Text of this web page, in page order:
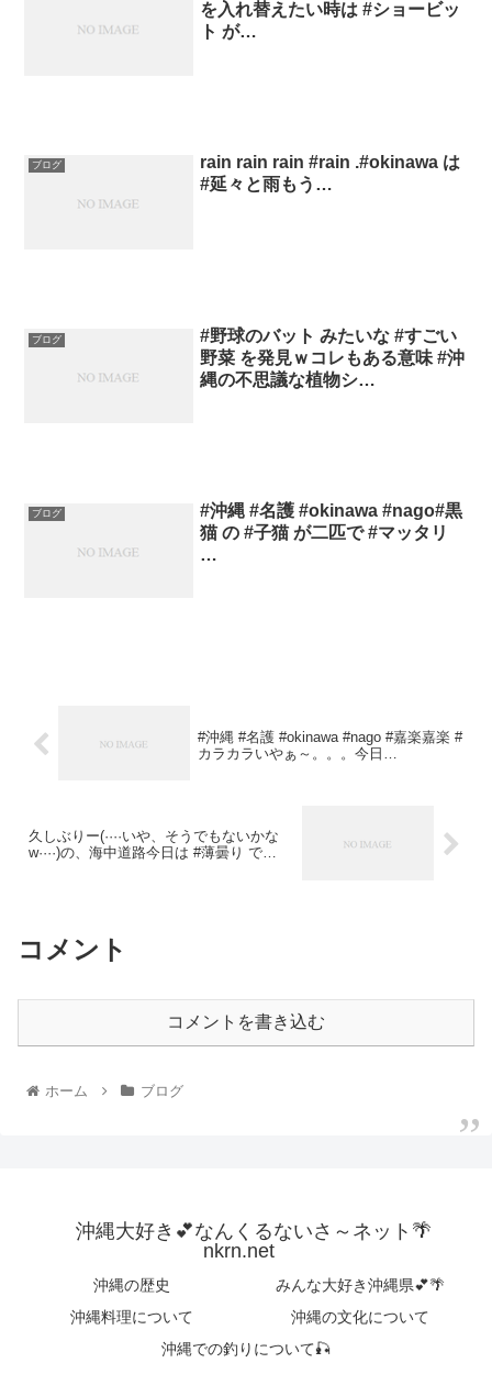
を入れ替えたい時は #ショービッ
ト が…
ブログ
rain rain rain #rain .#okinawa は
#延々と雨もう…
ブログ
#野球のバット みたいな #すごい
野菜 を発見ｗコレもある意味 #沖
縄の不思議な植物シ…
ブログ
#沖縄 #名護 #okinawa #nago#黒
猫 の #子猫 が二匹で #マッタリ
…
#沖縄 #名護 #okinawa #nago #嘉楽嘉楽 #
カラカラいやぁ～。。。今日…
久しぶりー(····いや、そうでもないかな
w····)の、海中道路今日は #薄曇り で…
コメント
コメントを書き込む
ホーム ブログ
沖縄大好き💕なんくるないさ～ネット🌴
nkrn.net
沖縄の歴史
みんな大好き沖縄県💕🌴
沖縄料理について
沖縄の文化について
沖縄での釣りについて🎣